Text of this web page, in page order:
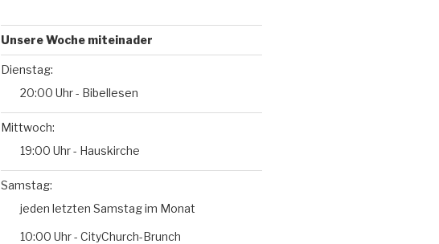
Unsere Woche miteinader
Dienstag:
20:00 Uhr - Bibellesen
Mittwoch:
19:00 Uhr - Hauskirche
Samstag:
jeden letzten Samstag im Monat
10:00 Uhr - CityChurch-Brunch